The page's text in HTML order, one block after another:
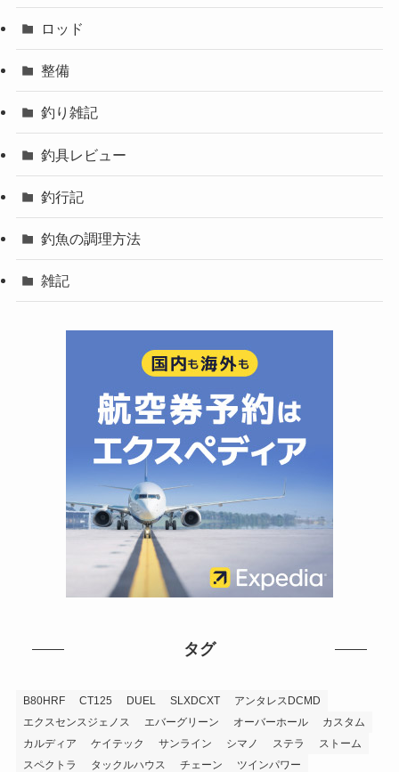
ロッド
整備
釣り雑記
釣具レビュー
釣行記
釣魚の調理方法
雑記
タグ
B80HRF CT125 DUEL SLXDCXT
アンタレスDCMD
エクスセンスジェノス
エバーグリーン オーバーホール
カスタム
カルディア
ケイテック サンライン シマノ ステラ
ストーム
スペクトラ
タックルハウス チェーン
ツインパワー